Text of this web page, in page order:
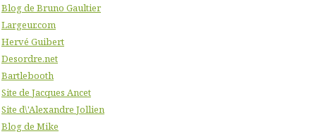
Blog de Bruno Gaultier
Largeur.com
Hervé Guibert
Desordre.net
Bartlebooth
Site de Jacques Ancet
Site d\'Alexandre Jollien
Blog de Mike